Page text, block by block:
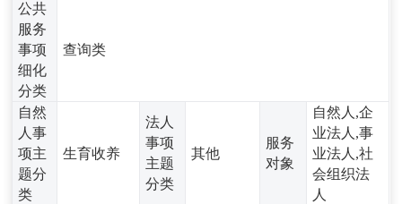
公共
服务
事项
细化
分类
查询类
自然
人事
项主
题分
类
生育收养
法人
事项
主题
分类
其他
服务
对象
自然人,企
业法人,事
业法人,社
会组织法
人